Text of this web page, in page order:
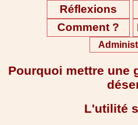
Réflexions
Comment ?
Pourquoi mettre une
L'utilité